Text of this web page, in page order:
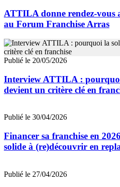
ATTILA donne rendez-vous
au Forum Franchise Arras
Publié le 20/05/2026
Interview ATTILA :
devient un critère clé en
Publié le 30/04/2026
Financer sa franchise en
solide à (re)découvrir en
Publié le 27/04/2026